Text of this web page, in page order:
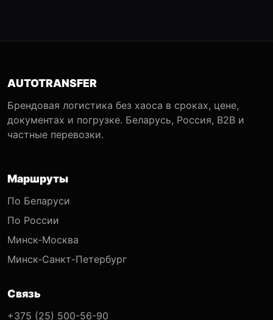
AUTOTRANSFER
Брендовая логистика без хаоса в сроках, цене,
документах и погрузке. Беларусь, Россия, B2B и
частные перевозки.
Маршруты
По Беларуси
По России
Минск-Москва
Минск-Санкт-Петербург
Связь
+375 (25) 500-56-90